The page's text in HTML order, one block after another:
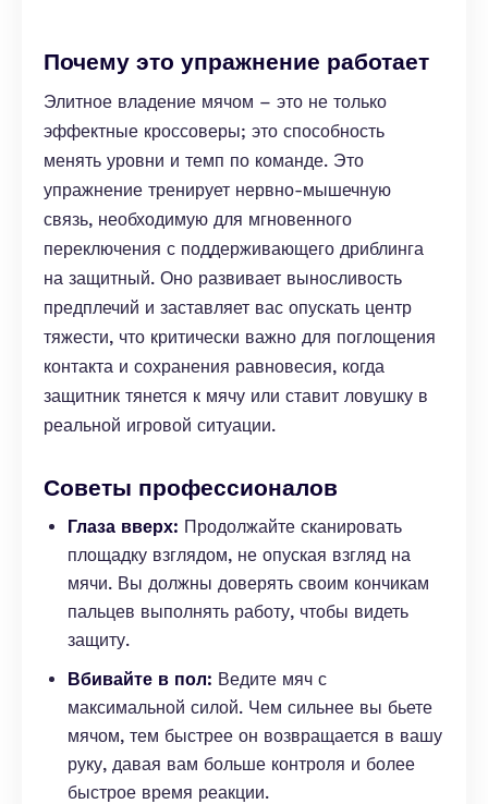
Почему это упражнение работает
Элитное владение мячом – это не только
эффектные кроссоверы; это способность
менять уровни и темп по команде. Это
упражнение тренирует нервно-мышечную
связь, необходимую для мгновенного
переключения с поддерживающего дриблинга
на защитный. Оно развивает выносливость
предплечий и заставляет вас опускать центр
тяжести, что критически важно для поглощения
контакта и сохранения равновесия, когда
защитник тянется к мячу или ставит ловушку в
реальной игровой ситуации.
Советы профессионалов
Глаза вверх: Продолжайте сканировать
площадку взглядом, не опуская взгляд на
мячи. Вы должны доверять своим кончикам
пальцев выполнять работу, чтобы видеть
защиту.
Вбивайте в пол: Ведите мяч с
максимальной силой. Чем сильнее вы бьете
мячом, тем быстрее он возвращается в вашу
руку, давая вам больше контроля и более
быстрое время реакции.